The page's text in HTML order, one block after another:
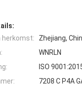
herkomst:
Zhejiang,
WNRLN
ISO
7208 C P4A